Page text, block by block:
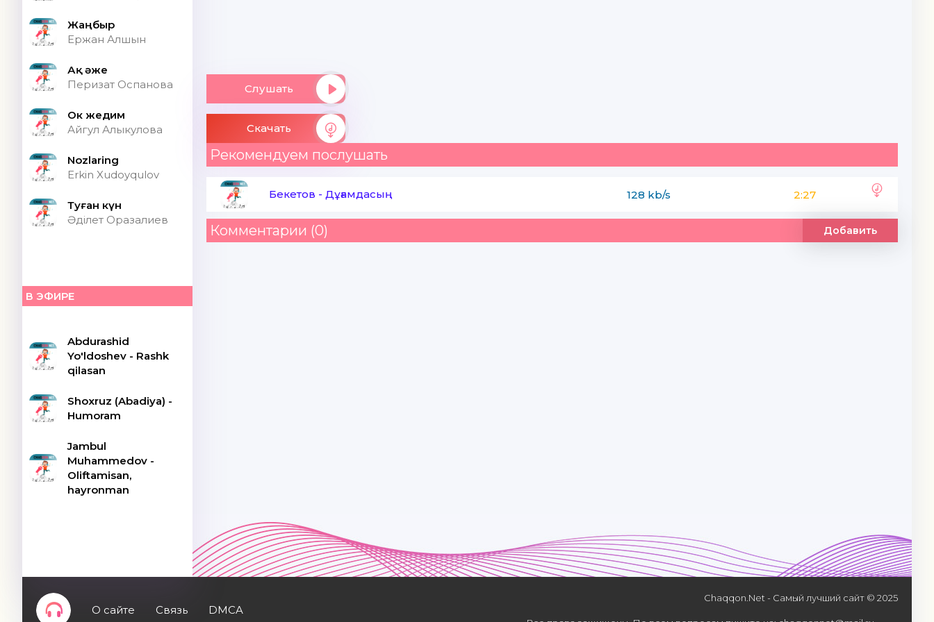
Жаңбыр
Ержан Алшын
Ақ әже
Перизат Оспанова
Ок жедим
Айгул Алыкулова
Nozlaring
Erkin Xudoyqulov
Туған күн
Әділет Оразалиев
В ЭФИРЕ
Abdurashid
Yo'ldoshev - Rashk
qilasan
Shoxruz (Abadiya) -
Humoram
Jambul
Muhammedov -
Oliftamisan,
hayronman
Слушать
Скачать
Рекомендуем послушать
Бекетов - Дұғамдасың 128 kb/s 2:27
Комментарии (0) Добавить
О сайте Связь DMCA
Chaqqon.Net - Самый лучший сайт © 2025